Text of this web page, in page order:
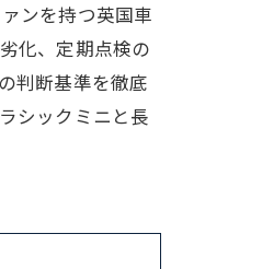
ンを持つ英国車
化、定期点検の
判断基準を徹底
シックミニと長